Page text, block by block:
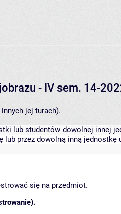
- IV sem. 14-
jej turach).
lub studentów dowolnej innej
przez dowolną inną jednostkę
się na przedmiot.